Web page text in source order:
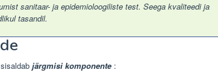
sanitaar- ja epidemioloogiliste test. Seega kvaliteedi ja
tasandil.
sisaldab järgmisi komponente: